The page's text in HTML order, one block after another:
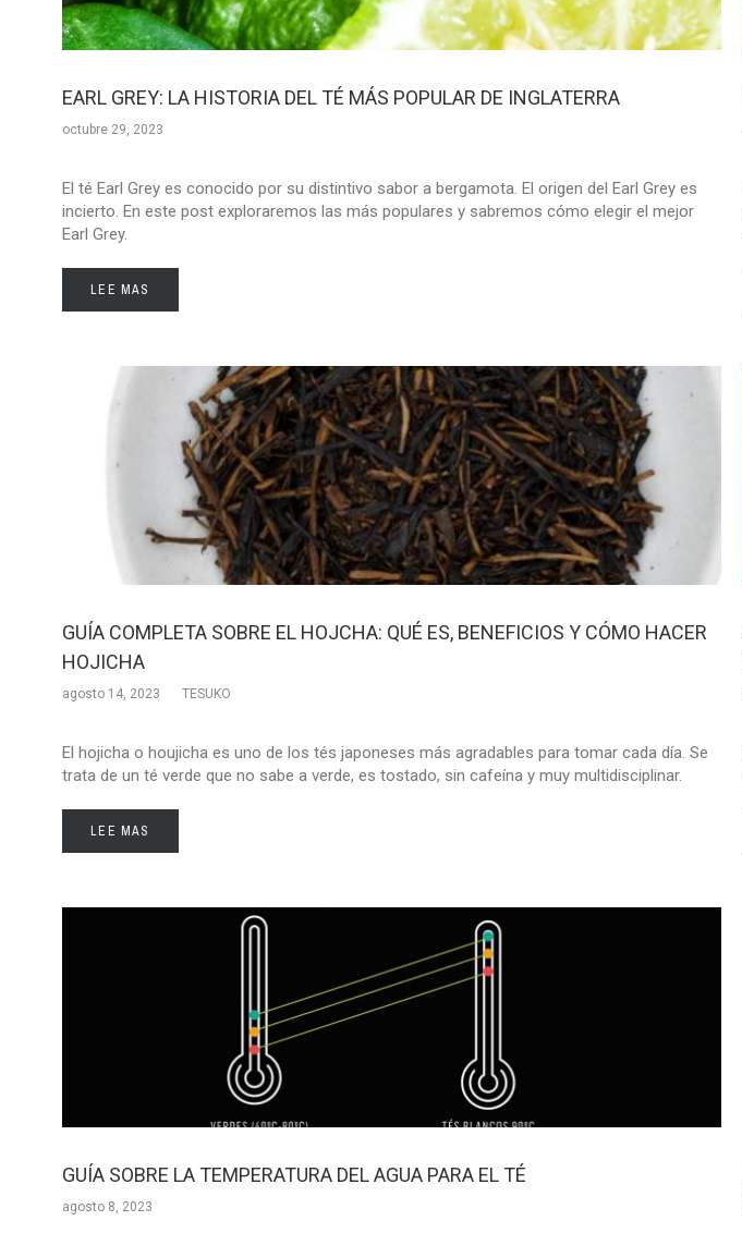
EARL GREY: LA HISTORIA DEL TÉ MÁS POPULAR DE INGLATERRA
octubre 29, 2023
El té Earl Grey es conocido por su distintivo sabor a bergamota. El origen del Earl Grey es
incierto. En este post exploraremos las más populares y sabremos cómo elegir el mejor
Earl Grey.
LEE MAS
GUÍA COMPLETA SOBRE EL HOJCHA: QUÉ ES, BENEFICIOS Y CÓMO HACER
HOJICHA
agosto 14, 2023 TESUKO
El hojicha o houjicha es uno de los tés japoneses más agradables para tomar cada día. Se
trata de un té verde que no sabe a verde, es tostado, sin cafeína y muy multidisciplinar.
LEE MAS
GUÍA SOBRE LA TEMPERATURA DEL AGUA PARA EL TÉ
agosto 8, 2023